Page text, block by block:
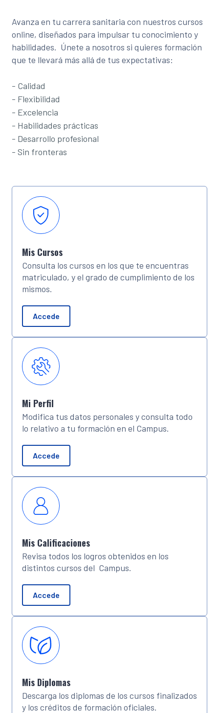
Avanza en tu carrera sanitaria con nuestros cursos
online, diseñados para impulsar tu conocimiento y
habilidades. Únete a nosotros si quieres formación
que te llevará más allá de tus expectativas:
- Calidad
- Flexibilidad
- Excelencia
- Habilidades prácticas
- Desarrollo profesional
- Sin fronteras
Mis Cursos
Consulta los cursos en los que te encuentras
matriculado, y el grado de cumplimiento de los
mismos.
Accede
Mi Perfil
Modifica tus datos personales y consulta todo
lo relativo a tu formación en el Campus.
Accede
Mis Calificaciones
Revisa todos los logros obtenidos en los
distintos cursos del Campus.
Accede
Mis Diplomas
Descarga los diplomas de los cursos finalizados
y los créditos de formación oficiales.